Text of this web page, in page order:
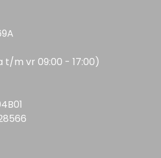
t/m vr 09:00 - 17:00)